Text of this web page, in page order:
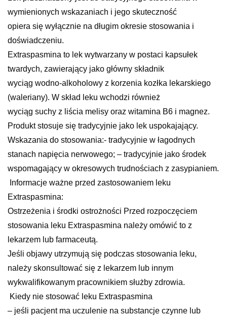
wymienionych wskazaniach i jego skuteczność
opiera się wyłącznie na długim okresie stosowania i
doświadczeniu.
Extraspasmina to lek wytwarzany w postaci kapsułek
twardych, zawierający jako główny składnik
wyciąg wodno-alkoholowy z korzenia kozłka lekarskiego
(waleriany). W skład leku wchodzi również
wyciąg suchy z liścia melisy oraz witamina B6 i magnez.
Produkt stosuje się tradycyjnie jako lek uspokajający.
Wskazania do stosowania:- tradycyjnie w łagodnych
stanach napięcia nerwowego; – tradycyjnie jako środek
wspomagający w okresowych trudnościach z zasypianiem.
Informacje ważne przed zastosowaniem leku
Extraspasmina:
Ostrzeżenia i środki ostrożności Przed rozpoczęciem
stosowania leku Extraspasmina należy omówić to z
lekarzem lub farmaceutą.
Jeśli objawy utrzymują się podczas stosowania leku,
należy skonsultować się z lekarzem lub innym
wykwalifikowanym pracownikiem służby zdrowia.
Kiedy nie stosować leku Extraspasmina
– jeśli pacjent ma uczulenie na substancje czynne lub